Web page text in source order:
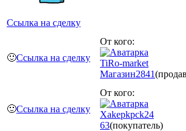
Ссылка на сделку
🙂Ссылка на сделку
От кого:
TiRo-market
Магазин2841
🙂Ссылка на сделку
От кого:
Xakepkpck24
63(покупатель)